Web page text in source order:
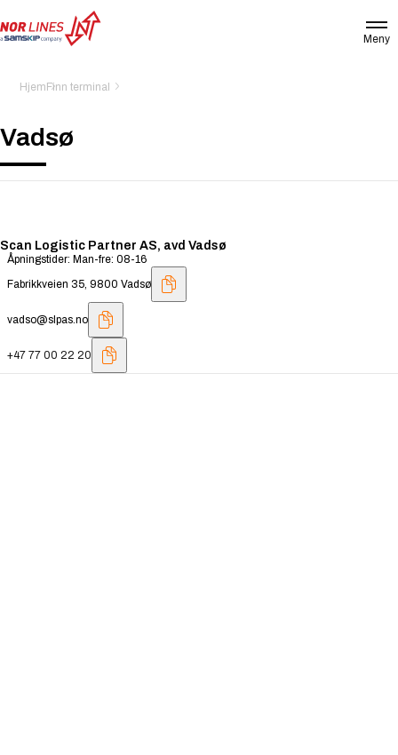
NORWAY
Meny
Hjem Finn terminal
Vadsø
Scan Logistic Partner AS, avd Vadsø
Åpningstider: Man-fre: 08-16
Fabrikkveien 35, 9800 Vadsø
vadso@slpas.no
+47 77 00 22 20